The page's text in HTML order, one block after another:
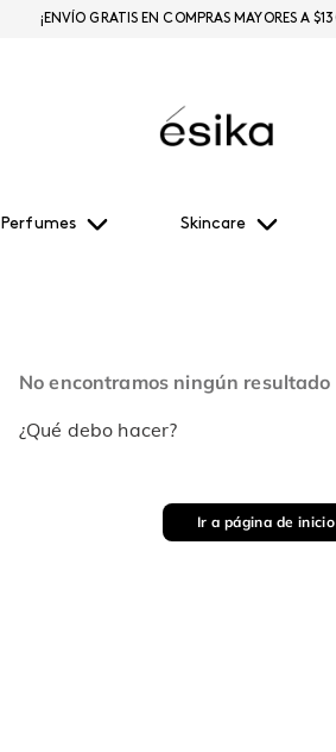
Perfumes Skincare
¡ENVÍO GRATIS EN COMPRAS MAYORES A
No encontramos ningún
¿Qué debo hacer?
Ir a página de inicio